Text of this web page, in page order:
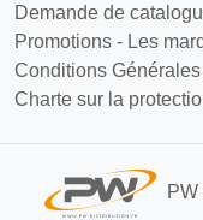
Demande de
Promotions - Les
Conditions
Charte sur la